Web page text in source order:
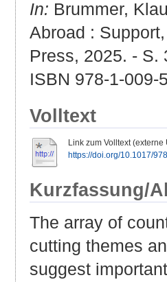
In: Brummer,
Abroad :
Press, 2025. - S.
ISBN 978-1-009-
Volltext
Link zum Volltext (externe
https://doi.org/10.1017/
Kurzfassung/
The array of
cutting themes
suggest